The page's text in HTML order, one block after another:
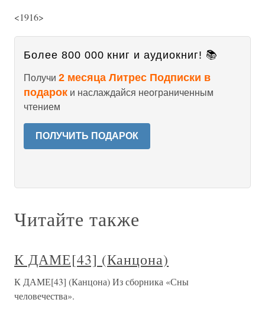
<1916>
Более 800 000 книг и аудиокниг! 📚
Получи 2 месяца Литрес Подписки в
подарок и наслаждайся неограниченным
чтением
ПОЛУЧИТЬ ПОДАРОК
Читайте также
К ДАМЕ[43] (Канцона)
К ДАМЕ[43] (Канцона) Из сборника «Сны
человечества».